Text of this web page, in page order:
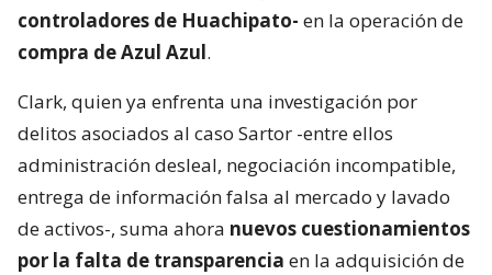
controladores de Huachipato- en la operación de
compra de Azul Azul.
Clark, quien ya enfrenta una investigación por
delitos asociados al caso Sartor -entre ellos
administración desleal, negociación incompatible,
entrega de información falsa al mercado y lavado
de activos-, suma ahora nuevos cuestionamientos
por la falta de transparencia en la adquisición de